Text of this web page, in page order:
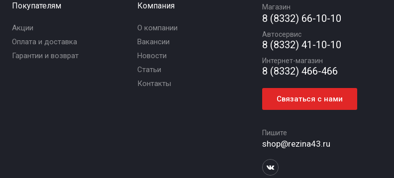
Покупателям
Акции
Оплата и доставка
Гарантии и возврат
Компания
О компании
Вакансии
Новости
Статьи
Контакты
Магазин
8 (8332) 66-10-10
Автосервис
8 (8332) 41-10-10
Интернет-магазин
8 (8332) 466-466
Связаться с нами
Пишите
shop@rezina43.ru